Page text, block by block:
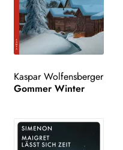
Kaspar Wolfensberger
Gommer Winter